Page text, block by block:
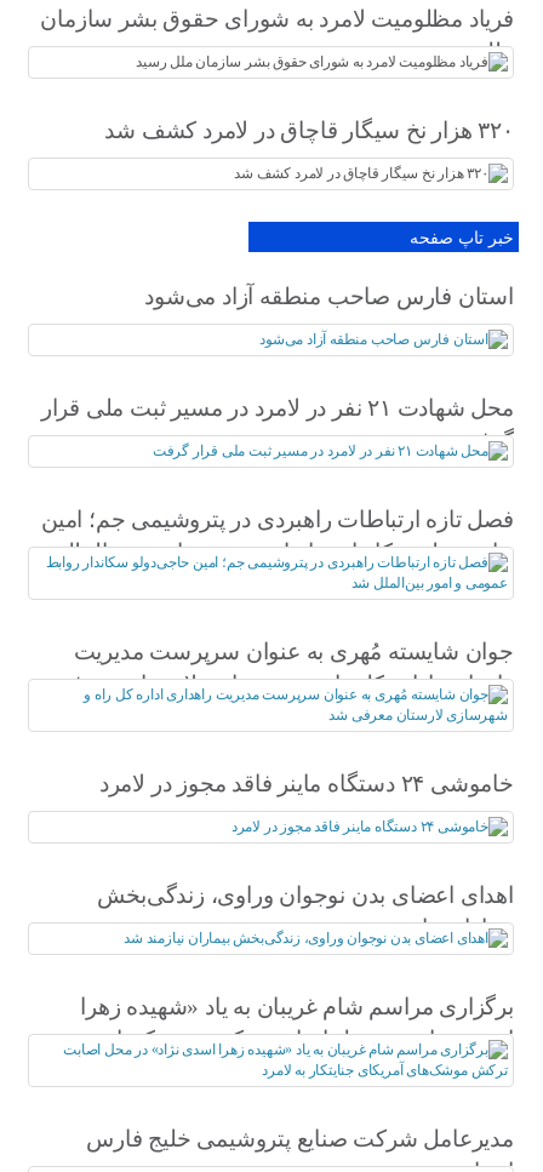
فریاد مظلومیت لامرد به شورای حقوق بشر سازمان
ملل رسید
۳۲۰ هزار نخ سیگار قاچاق در لامرد کشف شد
خبر تاپ صفحه
استان فارس صاحب منطقه آزاد می‌شود
محل شهادت ۲۱ نفر در لامرد در مسیر ثبت ملی قرار
گرفت
فصل تازه ارتباطات راهبردی در پتروشیمی جم؛ امین
حاجی‌دولو سکاندار روابط عمومی و امور بین‌الملل
شد
جوان شایسته مُهری به عنوان سرپرست مدیریت
راهداری اداره کل راه و شهرسازی لارستان معرفی
شد
خاموشی ۲۴ دستگاه ماینر فاقد مجوز در لامرد
اهدای اعضای بدن نوجوان وراوی، زندگی‌بخش
بیماران نیازمند شد
برگزاری مراسم شام غریبان به یاد «شهیده زهرا
اسدی نژاد» در محل اصابت ترکش موشک‌های
آمریکای جنایتکار به لامرد
مدیرعامل شرکت صنایع پتروشیمی خلیج فارس